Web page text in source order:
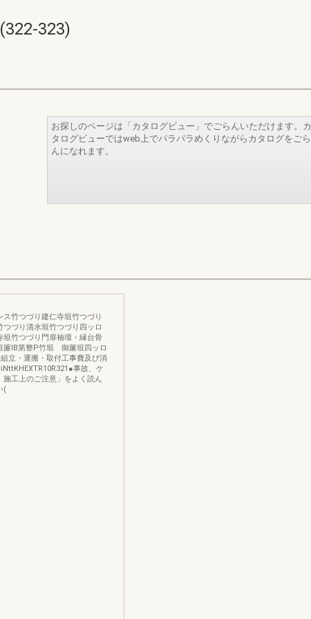
323)
お探しのページは「カタログビュー」でごらんいただけます。カ
タログビューではweb上でパラパラめくりながらカタログをごら
んになれます。
竹つづり建仁寺垣竹つづり
づり清水垣竹つづり四ッロ
竹つづり門扉袖壇・縁台骨
簾lB第整P竹垣 御簾垣四ッロ
立・運搬・取付工事費及び消
事故、ケ
工上のご注意」をよく読ん
(